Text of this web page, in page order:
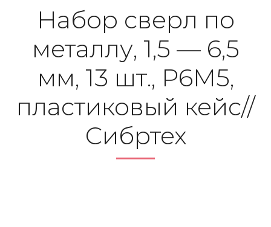
Набор сверл по
металлу, 1,5 — 6,5
мм, 13 шт., Р6М5,
пластиковый кейс//
Сибртех